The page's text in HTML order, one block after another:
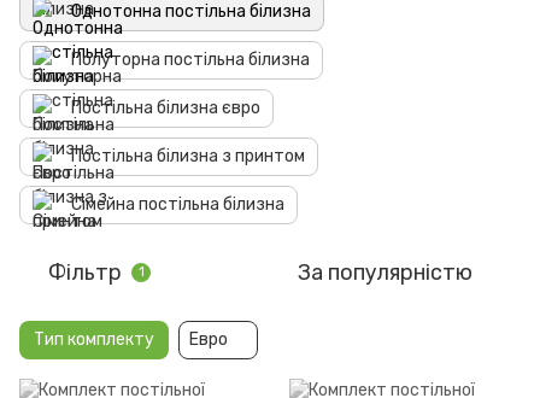
Однотонна постільна білизна
Полуторна постільна білизна
Постільна білизна євро
Постільна білизна з принтом
Сімейна постільна білизна
Фільтр 1 За популярністю
Тип комплекту Евро